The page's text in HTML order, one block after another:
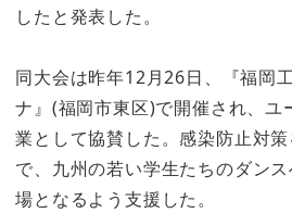
したと発表した。
同大会は昨年12月26日、『福岡
ナ』(福岡市東区)で開催され、ユ
業として協賛した。感染防止対
で、九州の若い学生たちのダン
場となるよう支援した。